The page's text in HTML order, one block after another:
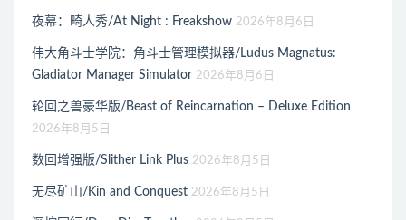
夜幕：畸人秀/At Night : Freakshow 2026年8月6日
伟大角斗士学院：角斗士管理模拟器/Ludus Magnatus:
Gladiator Manager Simulator 2026年8月6日
轮回之兽豪华版/Beast of Reincarnation – Deluxe Edition
2026年8月5日
数回增强版/Slither Link Plus 2026年8月5日
无尽矿山/Kin and Conquest 2026年8月5日